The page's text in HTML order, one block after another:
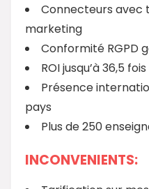
Connecteurs avec
marketing
Conformité RGPD
ROI jusqu’à 36,5
Présence
pays
Plus de 250
INCONVENIENTS: